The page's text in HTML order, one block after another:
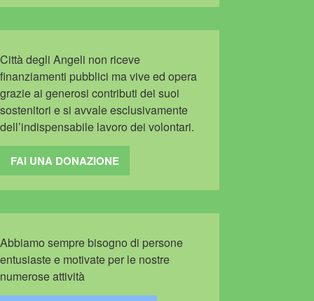
Città degli Angeli non riceve
finanziamenti pubblici ma vive ed opera
grazie ai generosi contributi dei suoi
sostenitori e si avvale esclusivamente
dell’indispensabile lavoro dei volontari.
FAI UNA DONAZIONE
Abbiamo sempre bisogno di persone
entusiaste e motivate per le nostre
numerose attività